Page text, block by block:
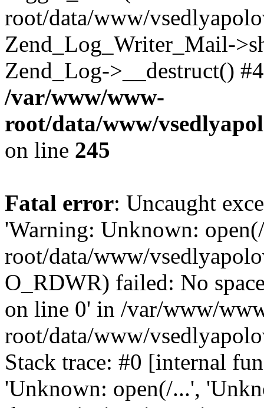
root/data/www/
Zend_Log_Writer_Mail-
Zend_Log->__destruct()
/var/www/www-
root/data/www/
on line 245
Fatal error: Uncaught
'Warning: Unknown:
root/data/www/
O_RDWR) failed: No
on line 0' in /var/www/
root/data/www/
Stack trace: #0 [internal
'Unknown: open(/...',